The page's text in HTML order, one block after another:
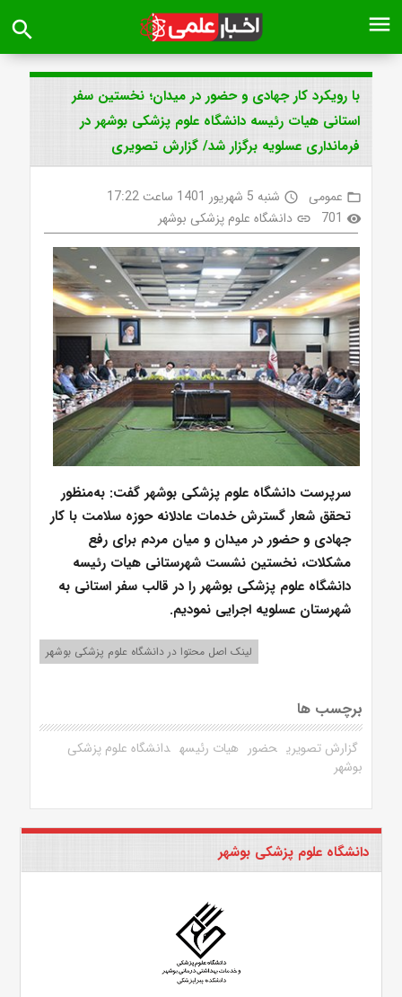
menu
search
با رویکرد کار جهادی و حضور در میدان؛ نخستین سفر
استانی هیات رئیسه دانشگاه علوم پزشکی بوشهر در
فرمانداری عسلویه برگزار شد/ گزارش تصویری
folder_open عمومی access_time شنبه 5 شهریور 1401 ساعت 17:22
visibility
701
link دانشگاه علوم پزشکی بوشهر
سرپرست دانشگاه علوم پزشکی بوشهر گفت: به‌منظور
تحقق شعار گسترش خدمات عادلانه حوزه سلامت با کار
جهادی و حضور در میدان و میان مردم برای رفع
مشکلات، نخستین نشست شهرستانی هیات رئیسه
دانشگاه علوم پزشکی بوشهر را در قالب سفر استانی به
شهرستان عسلویه اجرایی نمودیم.
لینک اصل محتوا در دانشگاه علوم پزشکی بوشهر
برچسب ها
گزارش تصویری حضور هیات رئیسه دانشگاه علوم پزشکی
بوشهر
دانشگاه علوم پزشکی بوشهر